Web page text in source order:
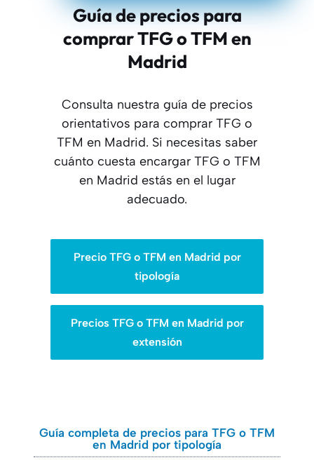
Guía de precios para
comprar TFG o TFM en
Madrid
Consulta nuestra guía de precios
orientativos para comprar TFG o
TFM en Madrid. Si necesitas saber
cuánto cuesta encargar TFG o TFM
en Madrid estás en el lugar
adecuado.
Precio TFG o TFM en Madrid por
tipología
Precios TFG o TFM en Madrid por
extensión
Guía completa de precios para TFG o TFM
en Madrid por tipología